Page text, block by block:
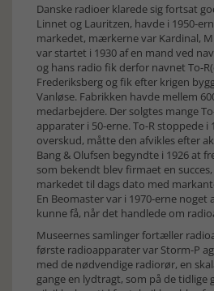
Danske radioer klarede sig fortsat
Linnet og Lauritzen, havde i 1950-
markedet, mærkerne var Kardinal,
var startet i 1930 af en mand ved
og hans radio fik derfor navnet To-
Frederiksberg og fik efter krigen
Vanløse. Fabrikken havde mellem
medarbejdere. Der solgtes mange
apparater i 50-erne. To-R stoppede i
overskud, måtte den afvikles efter
Bang & Olufsen begyndte i 1926 at
som bekendt blev firmaet en
markedet til dags dato med
En Beomaster var i 1970-erne noget
kunne få, når det handlede om
Museernes samlinger fortæller
første radioapparater var Storm-P
med de nødvendige radiorør, en
gange en lydtragt, som på de